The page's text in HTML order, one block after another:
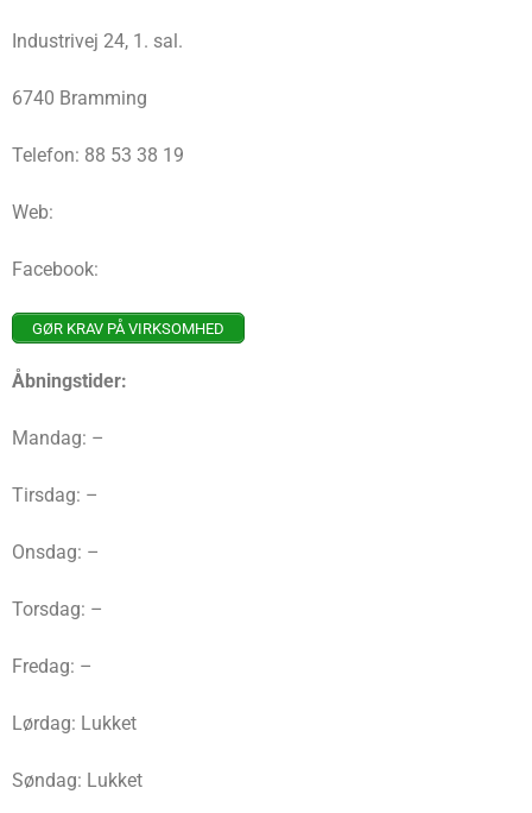
Industrivej 24, 1. sal.
6740 Bramming
Telefon: 88 53 38 19
Web:
Facebook:
GØR KRAV PÅ VIRKSOMHED
Åbningstider:
Mandag: –
Tirsdag: –
Onsdag: –
Torsdag: –
Fredag: –
Lørdag: Lukket
Søndag: Lukket